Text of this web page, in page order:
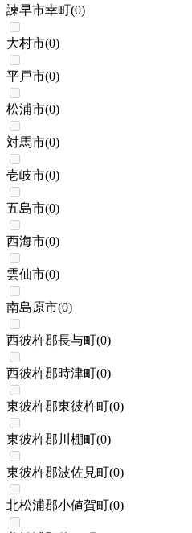
諫早市幸町(0)
大村市(0)
平戸市(0)
松浦市(0)
対馬市(0)
壱岐市(0)
五島市(0)
西海市(0)
雲仙市(0)
南島原市(0)
西彼杵郡長与町(0)
西彼杵郡時津町(0)
東彼杵郡東彼杵町(0)
東彼杵郡川棚町(0)
東彼杵郡波佐見町(0)
北松浦郡小値賀町(0)